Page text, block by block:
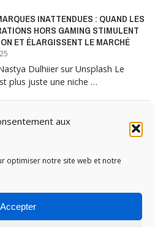
aux
optimiser notre site web et notre
Accepter
INATTENDUES : QUAND LES
HORS GAMING STIMULENT
ET ÉLARGISSENT LE MARCHÉ
Dulhiier sur Unsplash Le
plus juste une niche …
: ANATOMIE D’UNE
GAGNANTE
files d’attente devant les